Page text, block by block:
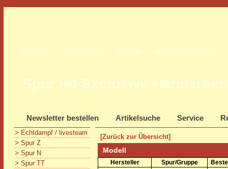
Startseite Unternehmen Kontakt Allgemeine Hinweise
Spur H0 Exclusive
Newsletter bestellen Artikelsuche Service
> Echtdampf / livesteam
> Spur Z
> Spur N
> Spur TT
[Zurück zur Übersicht]
Modell
Hersteller Spur/Gruppe